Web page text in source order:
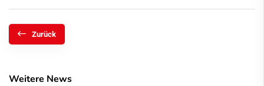
Zurück
Weitere News